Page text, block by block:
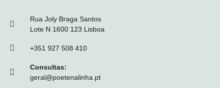
Rua Joly Braga Santos
Lote N 1600 123 Lisboa
+351 927 508 410
Consultas:
geral@poetenalinha.pt